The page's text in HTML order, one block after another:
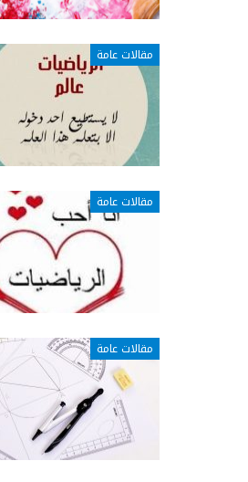
مقالات عامة
مقالات عامة
مقالات عامة